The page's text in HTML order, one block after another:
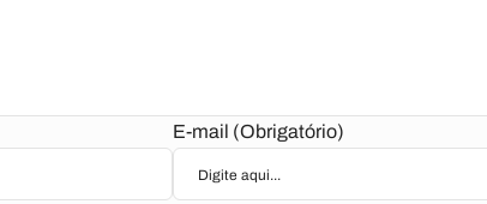
E-mail (Obrigatório)